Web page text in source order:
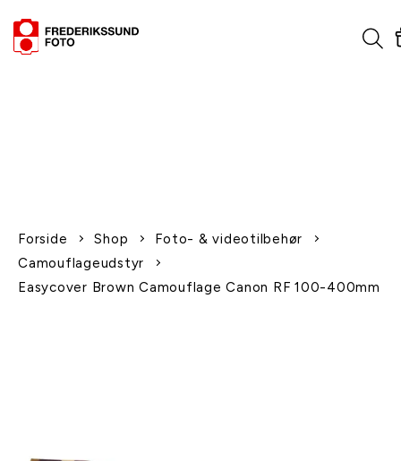
Forside Shop
Foto- & videotilbehør
Camouflageudstyr
Easycover Brown Camouflage Canon RF 100-400mm